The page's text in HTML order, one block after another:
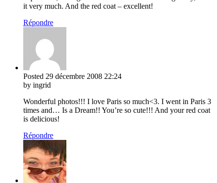
it very much. And the red coat – excellent!
Répondre
Posted 29 décembre 2008 22:24
by ingrid
Wonderful photos!!! I love Paris so much<3. I went in Paris 3
times and… Is a Dream!! You’re so cute!!! And your red coat
is delicious!
Répondre